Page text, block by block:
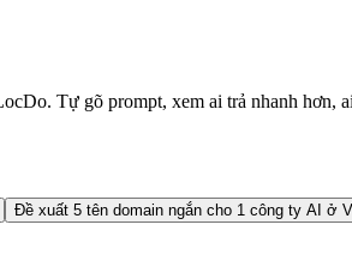
Tự gõ prompt, xem ai trả nhanh hơn,
Đề xuất 5 tên domain ngắn cho 1 công ty AI ở